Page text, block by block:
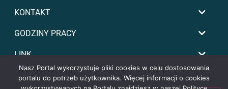
KONTAKT
GODZINY PRACY
LINK
Nasz Portal wykorzystuje pliki cookies w celu dostosowania
portalu do potrzeb użytkownika. Więcej informacji o cookies